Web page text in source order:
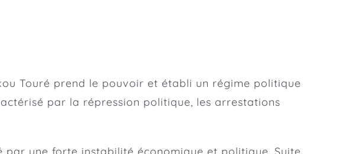
Touré prend le pouvoir et établi un régime politique
par la répression politique, les arrestations